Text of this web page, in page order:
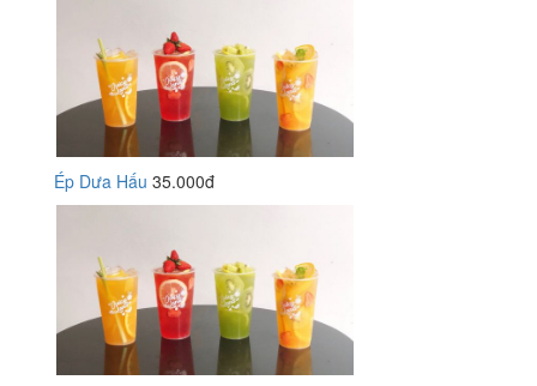
Ép Dưa Hấu 35.000đ